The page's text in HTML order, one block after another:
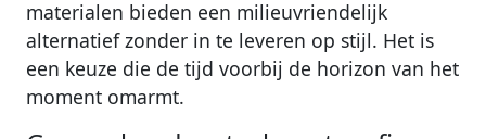
materialen bieden een milieuvriendelijk
alternatief zonder in te leveren op stijl. Het is
een keuze die de tijd voorbij de horizon van het
moment omarmt.